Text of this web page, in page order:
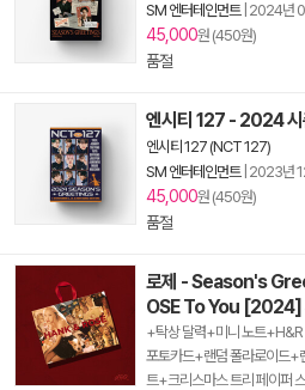
SM 엔터테인먼트| 2024년
45,000원 (450원)
품절
엔시티 127 - 2024 시
엔시티 127 (NCT 127)
SM 엔터테인먼트| 2023년
45,000원 (450원)
품절
로제 - Season's
OSE To You [2024]
+탁상 달력+미니 노트+H&R
포토카드+랜덤 폴라로이드+
트+크리스마스 트리 페이퍼